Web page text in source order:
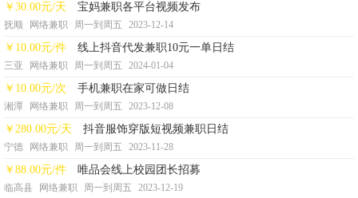
￥30.00元/天 宝妈兼职各平台视频发布
抚顺 网络兼职 周一到周五 2023-12-14
￥10.00元/件 线上抖音代发兼职10元一单日结
三亚 网络兼职 周一到周五 2024-01-04
￥10.00元/次 手机兼职在家可做日结
湘潭 网络兼职 周一到周五 2023-12-08
￥280.00元/天 抖音服饰穿版短视频兼职日结
宁德 网络兼职 周一到周五 2023-11-28
￥88.00元/件 唯品会线上校园团长招募
临高县 网络兼职 周一到周五 2023-12-19